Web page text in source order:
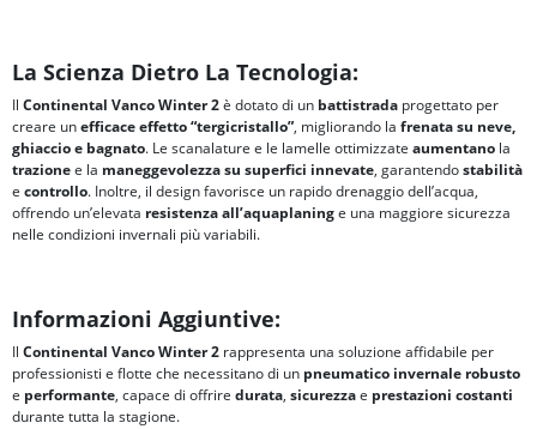
La Scienza Dietro La Tecnologia:
Il Continental Vanco Winter 2è dotato di un battistrada progettato per
creare unefficace effetto“tergicristallo”, migliorando la frenata su neve,
ghiaccio e bagnato. Le scanalature e le lamelle ottimizzate aumentano la
trazionee la maneggevolezza su superfici innevate, garantendostabilità
e controllo. Inoltre, il design favorisce un rapido drenaggio dell’acqua,
offrendo un’elevata resistenza all’aquaplaninge una maggiore sicurezza
nelle condizioni invernali più variabili.
Informazioni Aggiuntive:
Il Continental Vanco Winter 2 rappresenta una soluzione affidabile per
professionisti e flotte che necessitano di un pneumatico invernale robusto
e performante, capace di offrire durata, sicurezzae prestazioni costanti
durante tutta la stagione.